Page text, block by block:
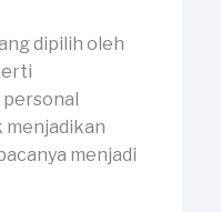
dipilih oleh
menjadikan
menjadi